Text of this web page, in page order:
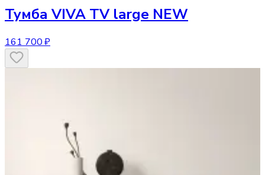
Тумба VIVA TV large NEW
161 700 ₽